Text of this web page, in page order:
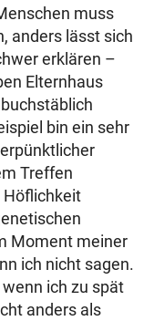
muss
anders lässt sich
erklären –
Elternhaus
bin ein sehr
Treffen
Höflichkeit
Moment meiner
ich nicht sagen.
ich zu spät
anders als